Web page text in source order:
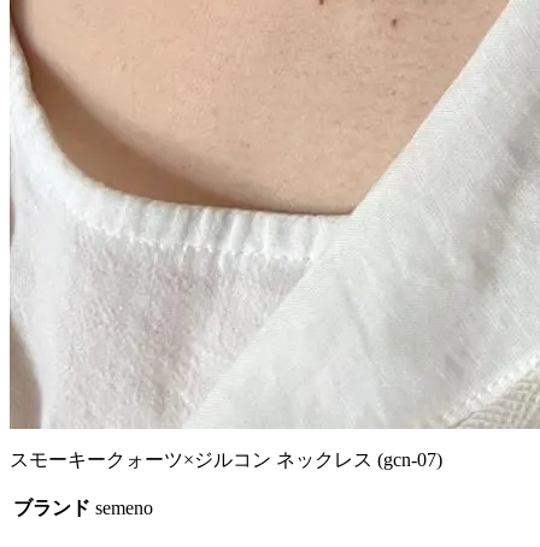
スモーキークォーツ×ジルコン ネックレス (gcn-07)
ブランド semeno